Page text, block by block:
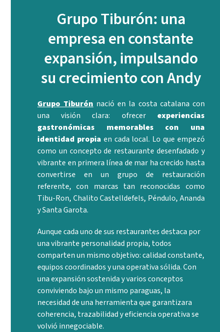
Grupo Tiburón: una
empresa en constante
expansión, impulsando
su crecimiento con Andy
Grupo Tiburón nació en la costa catalana con
una visión clara: ofrecerexperiencias
gastronómicas memorables con una
identidad propia en cada local. Lo que empezó
como un concepto de restaurante desenfadado y
vibrante en primera línea de mar ha crecido hasta
convertirse en un grupo de restauración
referente, con marcas tan reconocidas como
Tibu-Ron, Chalito Castelldefels, Péndulo, Ananda
y Santa Garota.
Aunque cada uno de sus restaurantes destaca por
una vibrante personalidad propia, todos
comparten un mismo objetivo: calidad constante,
equipos coordinados y una operativa sólida. Con
una expansión sostenida y varios conceptos
conviviendo bajo un mismo paraguas, la
necesidad de una herramienta que garantizara
coherencia, trazabilidad y eficiencia operativa se
volvió innegociable.